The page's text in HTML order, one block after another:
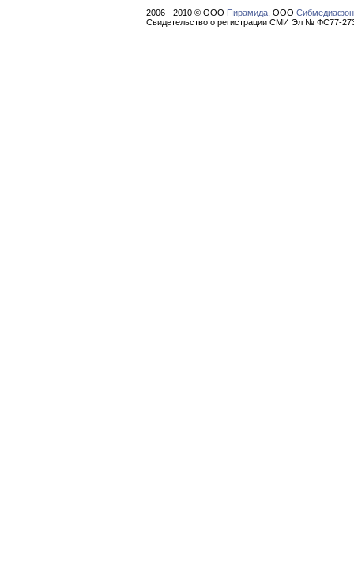
2006 - 2010 © ООО Пирамида , ООО Сибмедиафон
Свидетельство о регистрации СМИ Эл № ФС77-